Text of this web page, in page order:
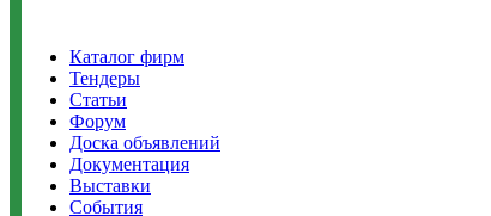
Каталог фирм
Тендеры
Статьи
Форум
Доска объявлений
Документация
Выставки
События